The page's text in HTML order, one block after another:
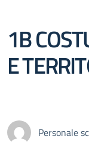
1B
E
Personale